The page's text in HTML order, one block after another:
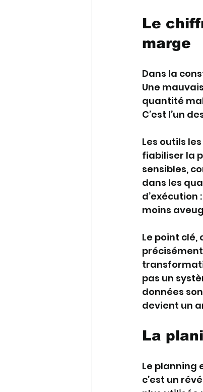
Le
marge
Dans la
Une
quantité
C’est l’un
Les outils
fiabiliser la
sensibles,
dans les
moins
Le point clé,
pas un
données
devient un
La
Le planning
c’est un